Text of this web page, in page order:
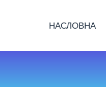
НАСЛОВНА